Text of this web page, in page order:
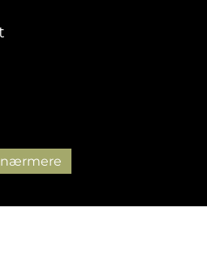
nærmere